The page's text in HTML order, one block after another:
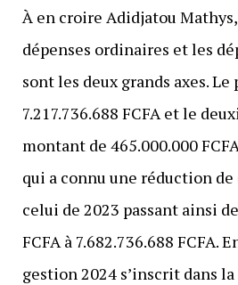
À en croire Adidjatou
dépenses ordinaires et les
sont les deux grands axes. Le
7.217.736.688 FCFA et le
montant de 465.000.000
qui a connu une réduction de
celui de 2023 passant ainsi
FCFA à 7.682.736.688 FCFA.
gestion 2024 s’inscrit dans